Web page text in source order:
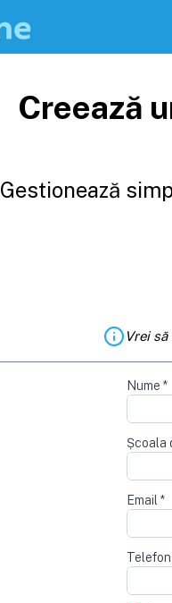
Creează
Gestionează
Vrei să
Nume *
Școala
Email *
Telefon